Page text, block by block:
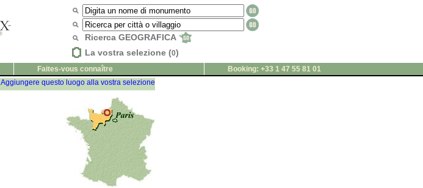
Ricerca GEOGRAFICA
La vostra selezione (0)
Faites-vous connaître
Booking: +33 1 47 55 81 01
Aggiungere questo luogo alla vostra selezione